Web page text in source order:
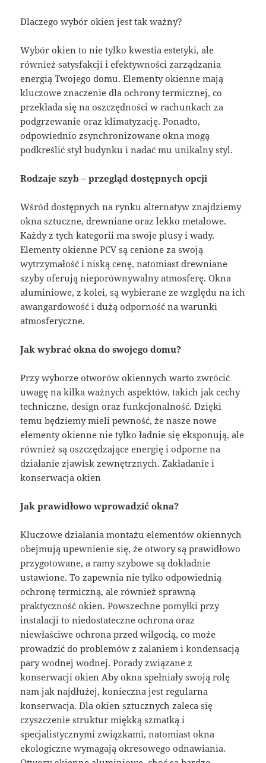
Dlaczego wybór okien jest tak ważny?
Wybór okien to nie tylko kwestia estetyki, ale
również satysfakcji i efektywności zarządzania
energią Twojego domu. Elementy okienne mają
kluczowe znaczenie dla ochrony termicznej, co
przekłada się na oszczędności w rachunkach za
podgrzewanie oraz klimatyzację. Ponadto,
odpowiednio zsynchronizowane okna mogą
podkreślić styl budynku i nadać mu unikalny styl.
Rodzaje szyb – przegląd dostępnych opcji
Wśród dostępnych na rynku alternatyw znajdziemy
okna sztuczne, drewniane oraz lekko metalowe.
Każdy z tych kategorii ma swoje plusy i wady.
Elementy okienne PCV są cenione za swoją
wytrzymałość i niską cenę, natomiast drewniane
szyby oferują nieporównywalny atmosferę. Okna
aluminiowe, z kolei, są wybierane ze względu na ich
awangardowość i dużą odporność na warunki
atmosferyczne.
Jak wybrać okna do swojego domu?
Przy wyborze otworów okiennych warto zwrócić
uwagę na kilka ważnych aspektów, takich jak cechy
techniczne, design oraz funkcjonalność. Dzięki
temu będziemy mieli pewność, że nasze nowe
elementy okienne nie tylko ładnie się eksponują, ale
również są oszczędzające energię i odporne na
działanie zjawisk zewnętrznych. Zakładanie i
konserwacja okien
Jak prawidłowo wprowadzić okna?
Kluczowe działania montażu elementów okiennych
obejmują upewnienie się, że otwory są prawidłowo
przygotowane, a ramy szybowe są dokładnie
ustawione. To zapewnia nie tylko odpowiednią
ochronę termiczną, ale również sprawną
praktyczność okien. Powszechne pomyłki przy
instalacji to niedostateczne ochrona oraz
niewłaściwe ochrona przed wilgocią, co może
prowadzić do problemów z zalaniem i kondensacją
pary wodnej wodnej. Porady związane z
konserwacji okien Aby okna spełniały swoją rolę
nam jak najdłużej, konieczna jest regularna
konserwacja. Dla okien sztucznych zaleca się
czyszczenie struktur miękką szmatką i
specjalistycznymi związkami, natomiast okna
ekologiczne wymagają okresowego odnawiania.